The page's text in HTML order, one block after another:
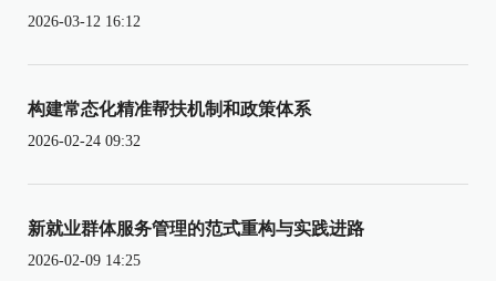
2026-03-12 16:12
构建常态化精准帮扶机制和政策体系
2026-02-24 09:32
新就业群体服务管理的范式重构与实践进路
2026-02-09 14:25